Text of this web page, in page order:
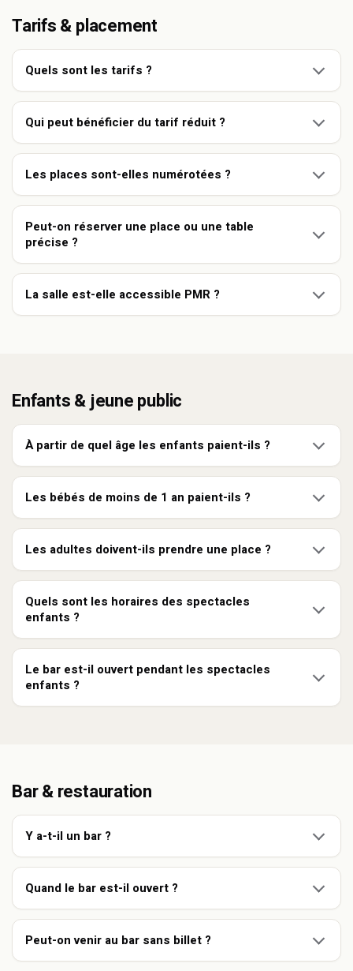
Tarifs & placement
Quels sont les tarifs ?
Qui peut bénéficier du tarif réduit ?
Les places sont-elles numérotées ?
Peut-on réserver une place ou une table
précise ?
La salle est-elle accessible PMR ?
Enfants & jeune public
À partir de quel âge les enfants paient-ils ?
Les bébés de moins de 1 an paient-ils ?
Les adultes doivent-ils prendre une place ?
Quels sont les horaires des spectacles
enfants ?
Le bar est-il ouvert pendant les spectacles
enfants ?
Bar & restauration
Y a-t-il un bar ?
Quand le bar est-il ouvert ?
Peut-on venir au bar sans billet ?